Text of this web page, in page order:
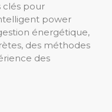
clés pour
power
énergétique,
des méthodes
des